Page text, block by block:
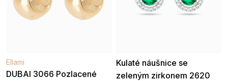
DUBAI 3066 Pozlacené
Ellami
Kulaté náušnice se
zeleným zirkonem 2620